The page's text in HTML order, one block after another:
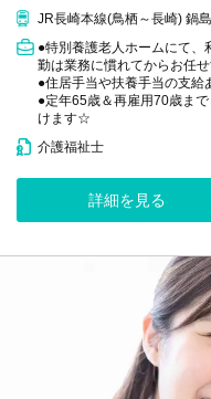
JR長崎本線(鳥栖～長崎) 鍋島
●特別養護老人ホームにて、
勤は業務に慣れてからお任
●住居手当や扶養手当の支
●定年65歳＆再雇用70歳ま
けます☆
介護福祉士
詳細を見る